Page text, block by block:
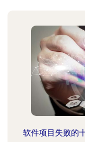
软件项目失败的